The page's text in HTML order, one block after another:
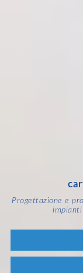
Progettazione e